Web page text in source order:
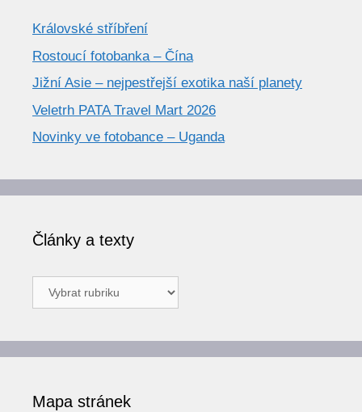
Královské stříbření
Rostoucí fotobanka – Čína
Jižní Asie – nejpestřejší exotika naší planety
Veletrh PATA Travel Mart 2026
Novinky ve fotobance – Uganda
Články a texty
Články
a
Mapa stránek